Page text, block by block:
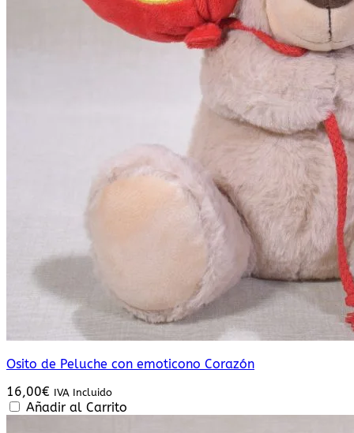
Osito de Peluche con emoticono Corazón
16,00€ IVA Incluido
Añadir al Carrito